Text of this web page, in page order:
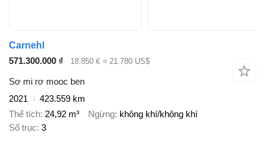
Carnehl
571.300.000 ₫
18.850 € ≈ 21.780 US$
Sơ mi rơ mooc ben
2021
423.559 km
Thể tích 24,92 m³ Ngừng không khí/không khí
Số trục 3